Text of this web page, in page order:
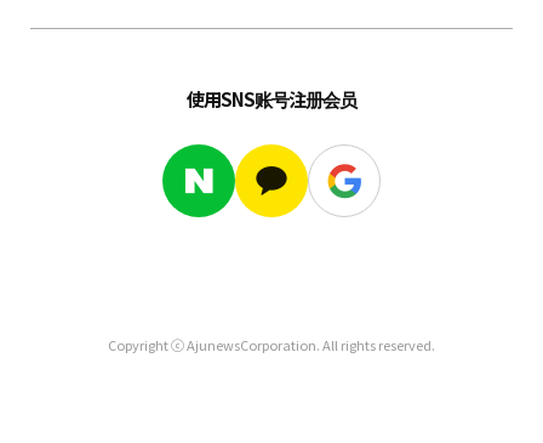
使用SNS账号注册会员
Copyright ⓒ AjunewsCorporation. All rights reserved.